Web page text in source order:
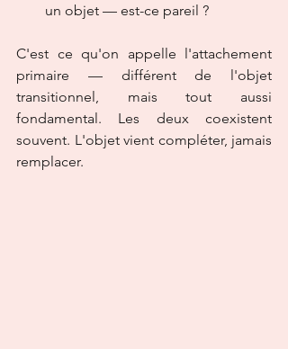
un objet — est-ce pareil ?
C'est ce qu'on appelle l'attachement
primaire — différent de l'objet
transitionnel, mais tout aussi
fondamental. Les deux coexistent
souvent. L'objet vient compléter, jamais
remplacer.